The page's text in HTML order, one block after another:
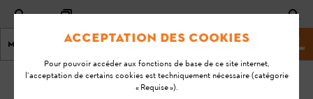
Menu Site Web de STIHL
Page d'accueil KA-01113
Acceptation des cookies
Pour pouvoir accéder aux fonctions de base de ce site internet,
l’acceptation de certains cookies est techniquement nécessaire (catégorie
« Requise »).